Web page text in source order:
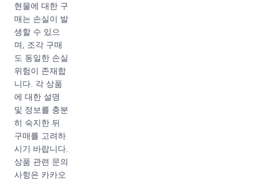
어 다양한 스타
일과 상황에 맞
게 조합할 수
있습니다. 클래
식 플랩백에 비
교해서 작은 크
기이지만 내부
에는 충분한 수
납 공간이 있어
필수품을 보관
하기에 편리합
니다.
현물에 대한 구
매는 손실이 발
생할 수 있으
며, 조각 구매
도 동일한 손실
위험이 존재합
니다. 각 상품
에 대한 설명
및 정보를 충분
히 숙지한 뒤
구매를 고려하
시기 바랍니다.
상품 관련 문의
사항은 카카오